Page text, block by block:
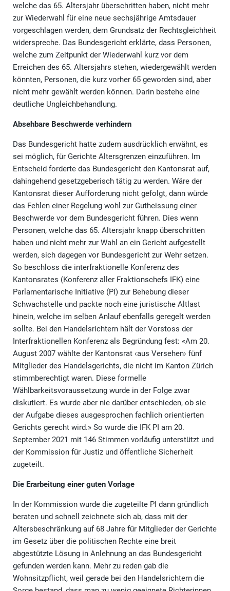
welche das 65. Altersjahr überschritten haben, nicht mehr
zur Wiederwahl für eine neue sechsjährige Amtsdauer
vorgeschlagen werden, dem Grundsatz der Rechtsgleichheit
widerspreche. Das Bundesgericht erklärte, dass Personen,
welche zum Zeitpunkt der Wiederwahl kurz vor dem
Erreichen des 65. Altersjahrs stehen, wiedergewählt werden
könnten, Personen, die kurz vorher 65 geworden sind, aber
nicht mehr gewählt werden können. Darin bestehe eine
deutliche Ungleichbehandlung.
Absehbare Beschwerde verhindern
Das Bundesgericht hatte zudem ausdrücklich erwähnt, es
sei möglich, für Gerichte Altersgrenzen einzuführen. Im
Entscheid forderte das Bundesgericht den Kantonsrat auf,
dahingehend gesetzgeberisch tätig zu werden. Wäre der
Kantonsrat dieser Aufforderung nicht gefolgt, dann würde
das Fehlen einer Regelung wohl zur Gutheissung einer
Beschwerde vor dem Bundesgericht führen. Dies wenn
Personen, welche das 65. Altersjahr knapp überschritten
haben und nicht mehr zur Wahl an ein Gericht aufgestellt
werden, sich dagegen vor Bundesgericht zur Wehr setzen.
So beschloss die interfraktionelle Konferenz des
Kantonsrates (Konferenz aller Fraktionschefs IFK) eine
Parlamentarische Initiative (PI) zur Behebung dieser
Schwachstelle und packte noch eine juristische Altlast
hinein, welche im selben Anlauf ebenfalls geregelt werden
sollte. Bei den Handelsrichtern hält der Vorstoss der
Interfraktionellen Konferenz als Begründung fest: «Am 20.
August 2007 wählte der Kantonsrat ‹aus Versehen› fünf
Mitglieder des Handelsgerichts, die nicht im Kanton Zürich
stimmberechtigt waren. Diese formelle
Wählbarkeitsvoraussetzung wurde in der Folge zwar
diskutiert. Es wurde aber nie darüber entschieden, ob sie
der Aufgabe dieses ausgesprochen fachlich orientierten
Gerichts gerecht wird.» So wurde die IFK PI am 20.
September 2021 mit 146 Stimmen vorläufig unterstützt und
der Kommission für Justiz und öffentliche Sicherheit
zugeteilt.
Die Erarbeitung einer guten Vorlage
In der Kommission wurde die zugeteilte PI dann gründlich
beraten und schnell zeichnete sich ab, dass mit der
Altersbeschränkung auf 68 Jahre für Mitglieder der Gerichte
im Gesetz über die politischen Rechte eine breit
abgestützte Lösung in Anlehnung an das Bundesgericht
gefunden werden kann. Mehr zu reden gab die
Wohnsitzpflicht, weil gerade bei den Handelsrichtern die